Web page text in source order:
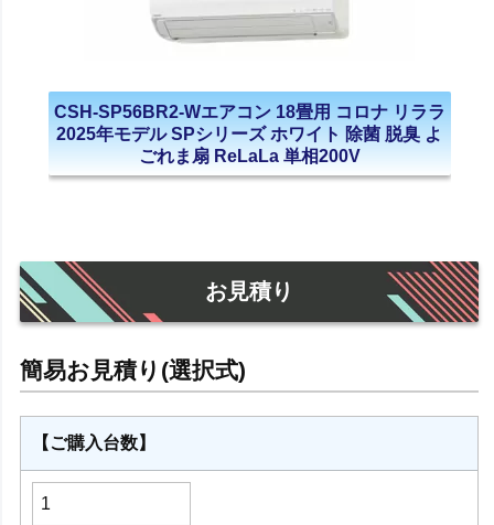
CSH-SP56BR2-Wエアコン 18畳用 コロナ リララ
2025年モデル SPシリーズ ホワイト 除菌 脱臭 よ
ごれま扇 ReLaLa 単相200V
お見積り
【ご購入台数】